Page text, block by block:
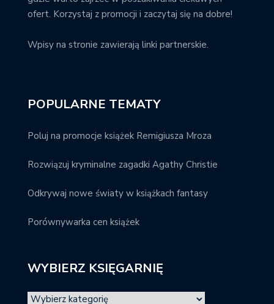
ofert. Korzystaj z promocji i zaczytaj się na dobre!
Wpisy na stronie zawierają linki partnerskie.
POPULARNE TEMATY
Poluj na promocje książek Remigiusza Mroza
Rozwiązuj kryminalne zagadki Agathy Christie
Odkrywaj nowe światy w książkach fantasy
Porównywarka cen książek
WYBIERZ KSIĘGARNIĘ